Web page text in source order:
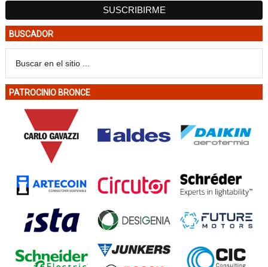
BUSCADOR
PATROCINIO BRONCE